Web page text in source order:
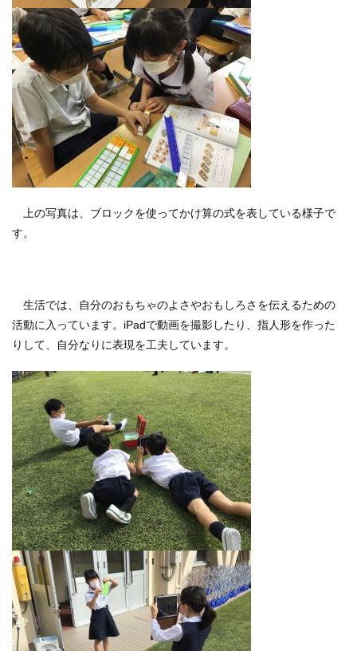
上の写真は、ブロックを使ってかけ算の式を表している様子で
す。
生活では、自分のおもちゃのよさやおもしろさを伝えるための
活動に入っています。iPadで動画を撮影したり、指人形を作った
りして、自分なりに表現を工夫しています。